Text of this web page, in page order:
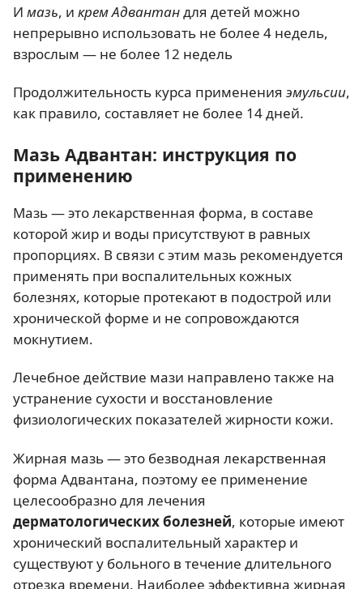
И мазь, и крем Адвантандля детей можно
непрерывно использовать не более 4 недель,
взрослым — не более 12 недель
Продолжительность курса применения эмульсии,
как правило, составляет не более 14 дней.
Мазь Адвантан: инструкция по
применению
Мазь — это лекарственная форма, в составе
которой жир и воды присутствуют в равных
пропорциях. В связи с этим мазь рекомендуется
применять при воспалительных кожных
болезнях, которые протекают в подострой или
хронической форме и не сопровождаются
мокнутием.
Лечебное действие мази направлено также на
устранение сухости и восстановление
физиологических показателей жирности кожи.
Жирная мазь — это безводная лекарственная
форма Адвантана, поэтому ее применение
целесообразно для лечения
дерматологических болезней, которые имеют
хронический воспалительный характер и
существуют у больного в течение длительного
отрезка времени. Наиболее эффективна жирная